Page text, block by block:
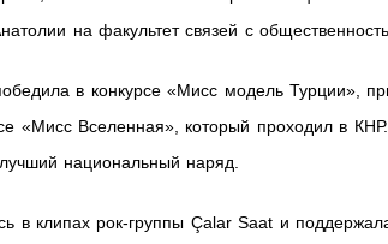
на факультет связей с
в конкурсе «Мисс модель Турции»,
«Мисс Вселенная», который проходил в
национальный наряд.
в клипах рок-группы Çalar Saat и